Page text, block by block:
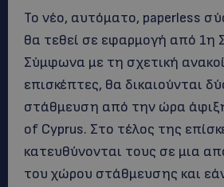
Το νέο, αυτόματο, paperless
θα τεθεί σε εφαρμογή από 1η
Σύμφωνα με τη σχετική
επισκέπτες, θα δικαιούνται
στάθμευση από την ώρα
of Cyprus. Στο τέλος της
κατευθύνονται τους σε μια
του χώρου στάθμευσης και